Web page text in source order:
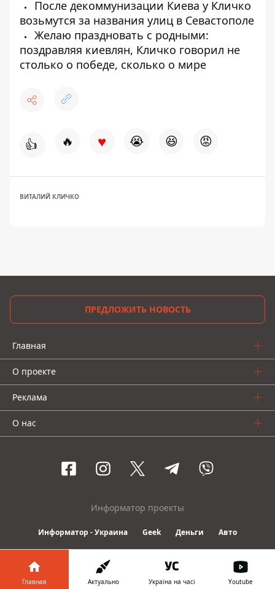
После декоммунизации Киева у Кличко
возьмутся за названия улиц в Севастополе
Желаю праздновать с родными:
поздравляя киевлян, Кличко говорил не
столько о победе, сколько о мире
👍 🔥 ♥ 😭 😆 😡
ВИТАЛИЙ КЛИЧКО
ПРЕДЛОЖИТЬ НОВОСТЬ
Главная
О проекте
Реклама
О нас
Информатор проекты
Информатор - Украина Geek Деньги Авто
© 2016-2026 Informator
Главная Актуально Україна на часі Youtube